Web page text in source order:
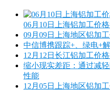
06月10日上海铝加工价
09月09日上海地区铝加
中信博携跟踪+、绿电+
12月12日长江铝加工价
缩小现实差距：通过减
性能
12月05日上海地区铝加